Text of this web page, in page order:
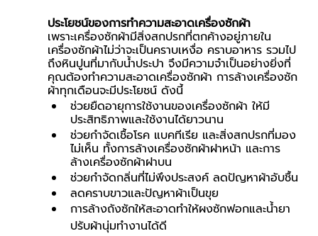
ประโยชน์ของการทำความสะอาดเครื่องซักผ้า
เพราะเครื่องซักผ้ามีสิ่งสกปรกที่ตกค้างอยู่ภายใน
เครื่องซักผ้าไม่ว่าจะเป็นคราบเหงื่อ คราบอาหาร รวมไป
ถึงหินปูนที่มากับน้ำประปา จึงมีความจำเป็นอย่างยิ่งที่
คุณต้องทำความสะอาดเครื่องซักผ้า การล้างเครื่องซัก
ผ้าทุกเดือนจะมีประโยชน์ ดังนี้
ช่วยยืดอายุการใช้งานของเครื่องซักผ้า ให้มี
ประสิทธิภาพและใช้งานได้ยาวนาน
ช่วยกำจัดเชื้อโรค แบคทีเรีย และสิ่งสกปรกที่มอง
ไม่เห็น ทั้งการล้างเครื่องซักผ้าฝาหน้า และการ
ล้างเครื่องซักผ้าฝาบน
ช่วยกำจัดกลิ่นที่ไม่พึงประสงค์ ลดปัญหาผ้าอับชื้น
ลดคราบขาวและปัญหาผ้าเป็นขุย
การล้างถังซักให้สะอาดทำให้ผงซักฟอกและน้ำยา
ปรับผ้านุ่มทำงานได้ดี